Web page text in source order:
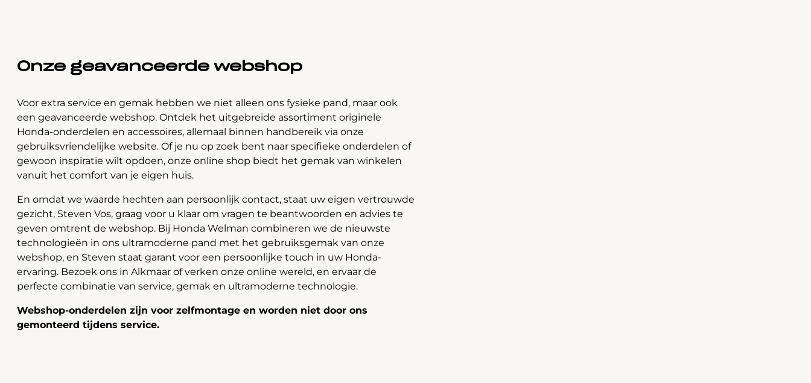
Onze geavanceerde webshop
Voor extra service en gemak hebben we niet alleen ons fysieke pand, maar ook
een geavanceerde webshop. Ontdek het uitgebreide assortiment originele
Honda-onderdelen en accessoires, allemaal binnen handbereik via onze
gebruiksvriendelijke website. Of je nu op zoek bent naar specifieke onderdelen of
gewoon inspiratie wilt opdoen, onze online shop biedt het gemak van winkelen
vanuit het comfort van je eigen huis.
En omdat we waarde hechten aan persoonlijk contact, staat uw eigen vertrouwde
gezicht, Steven Vos, graag voor u klaar om vragen te beantwoorden en advies te
geven omtrent de webshop. Bij Honda Welman combineren we de nieuwste
technologieën in ons ultramoderne pand met het gebruiksgemak van onze
webshop, en Steven staat garant voor een persoonlijke touch in uw Honda-
ervaring. Bezoek ons in Alkmaar of verken onze online wereld, en ervaar de
perfecte combinatie van service, gemak en ultramoderne technologie.
Webshop-onderdelen zijn voor zelfmontage en worden niet door ons
gemonteerd tijdens service.